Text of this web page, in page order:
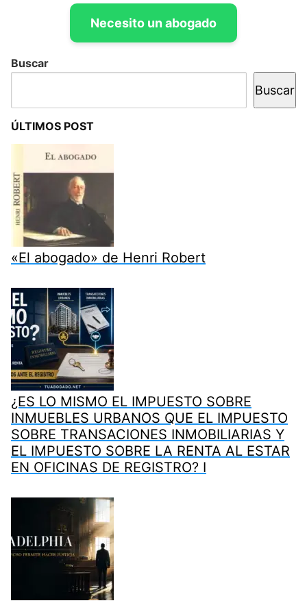
Necesito un abogado
Buscar
Buscar
ÚLTIMOS POST
«El abogado» de Henri Robert
¿ES LO MISMO EL IMPUESTO SOBRE
INMUEBLES URBANOS QUE EL IMPUESTO
SOBRE TRANSACIONES INMOBILIARIAS Y
EL IMPUESTO SOBRE LA RENTA AL ESTAR
EN OFICINAS DE REGISTRO? I